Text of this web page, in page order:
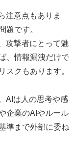
注意点もありま
題です。
攻撃者にとって魅
、情報漏洩だけで
スクもあります。
AIは人の思考や感
企業のAIやルール
準まで外部に委ね